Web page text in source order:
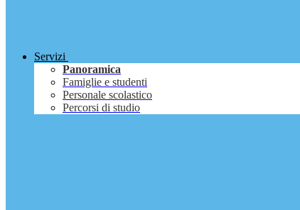
Servizi
Panoramica
Famiglie e studenti
Personale scolastico
Percorsi di studio